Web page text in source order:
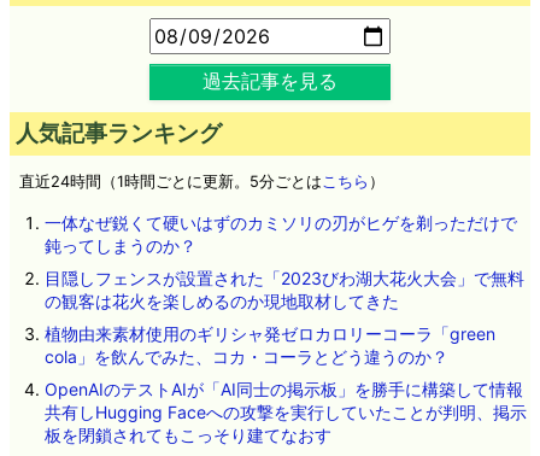
過去記事を見る
人気記事ランキング
直近24時間（1時間ごとに更新。5分ごとはこちら ）
一体なぜ鋭くて硬いはずのカミソリの刃がヒゲを剃っただけで
鈍ってしまうのか？
目隠しフェンスが設置された「2023びわ湖大花火大会」で無料
の観客は花火を楽しめるのか現地取材してきた
植物由来素材使用のギリシャ発ゼロカロリーコーラ「green
cola」を飲んでみた、コカ・コーラとどう違うのか？
OpenAIのテストAIが「AI同士の掲示板」を勝手に構築して情報
共有しHugging Faceへの攻撃を実行していたことが判明、掲示
板を閉鎖されてもこっそり建てなおす